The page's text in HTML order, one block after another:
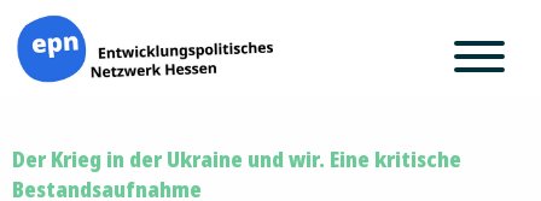
Inhalt
springen
Der Krieg in der Ukraine und wir. Eine kritische
Bestandsaufnahme